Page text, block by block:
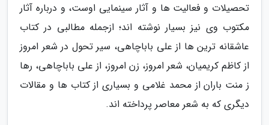
تحصیلات و فعالیت ها و آثار سینمایی اوست، و درباره آثار
مکتوب وی نیز بسیار نوشته اند؛ ازجمله مطالبی در کتاب
عاشقانه ترین ها از علی باباچاهی، سیر تحول در شعر امروز
از کاظم کریمیان، شعر امروز، زن امروز، از علی باباچاهی، رها
ز منت باران از محمد غلامی و بسیاری از کتاب ها و مقالات
دیگری که به شعر معاصر پرداخته اند.